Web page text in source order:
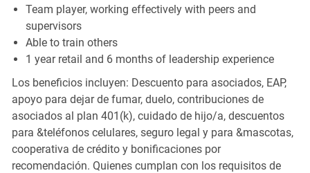
Team player, working effectively with peers and
supervisors
Able to train others
1 year retail and 6 months of leadership experience
Los beneficios incluyen: Descuento para asociados, EAP,
apoyo para dejar de fumar, duelo, contribuciones de
asociados al plan 401(k), cuidado de hijo/a, descuentos
para &teléfonos celulares, seguro legal y para &mascotas,
cooperativa de crédito y bonificaciones por
recomendación. Quienes cumplan con los requisitos de